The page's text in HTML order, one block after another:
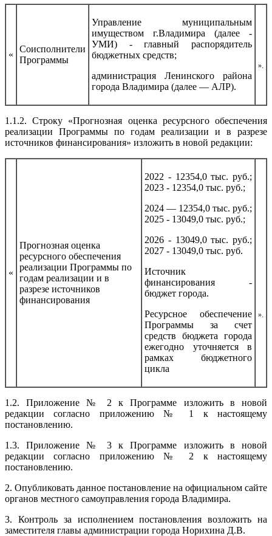
«
Соисполнители
Программы
Управление муниципальным
имуществом г.Владимира (далее -
УМИ) - главный распорядитель
бюджетных средств;
администрация Ленинского района
города Владимира (далее — АЛР).
».
1.1.2. Строку «Прогнозная оценка ресурсного обеспечения
реализации Программы по годам реализации и в разрезе
источников финансирования» изложить в новой редакции:
«
Прогнозная оценка
ресурсного обеспечения
реализации Программы по
годам реализации и в
разрезе источников
финансирования
2022 - 12354,0 тыс. руб.;
2023 - 12354,0 тыс. руб.;
2024 — 12354,0 тыс. руб.;
2025 - 13049,0 тыс. руб.;
2026 - 13049,0 тыс. руб.;
2027 - 13049,0 тыс. руб.
Источник
финансирования -
бюджет города.
Ресурсное обеспечение
Программы за счет
средств бюджета города
ежегодно уточняется в
рамках бюджетного
цикла
».
1.2. Приложение № 2 к Программе изложить в новой
редакции согласно приложению № 1 к настоящему
постановлению.
1.3. Приложение № 3 к Программе изложить в новой
редакции согласно приложению № 2 к настоящему
постановлению.
2. Опубликовать данное постановление на официальном сайте
органов местного самоуправления города Владимира.
3. Контроль за исполнением постановления возложить на
заместителя главы администрации города Норихина Д.В.